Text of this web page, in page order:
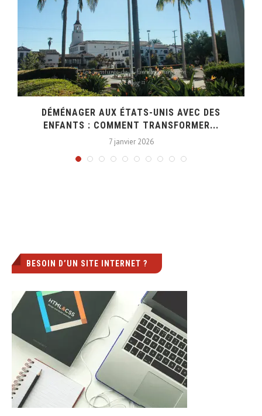
DÉMÉNAGER AUX ÉTATS-UNIS AVEC DES
ENFANTS : COMMENT TRANSFORMER...
7 janvier 2026
BESOIN D’UN SITE INTERNET ?